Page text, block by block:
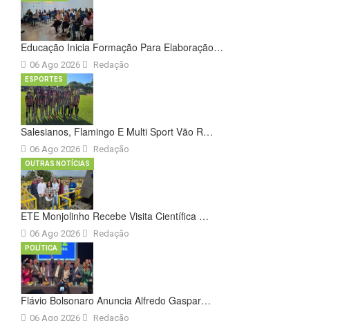
Educação Inicia Formação Para Elaboração…
06 Ago 2026 Redação
Salesianos, Flamingo E Multi Sport Vão R…
06 Ago 2026
ESPORTES
Redação
ETE Monjolinho Recebe Visita Científica …
06 Ago 2026
OUTRAS NOTÍCIAS
Redação
Flávio Bolsonaro Anuncia Alfredo Gaspar…
06 Ago 2026
POLÍTICA
Redação